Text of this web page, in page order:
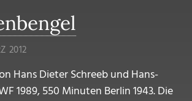
2012
Hans Dieter Schreeb und Hans-
1989, 550 Minuten Berlin 1943. Die